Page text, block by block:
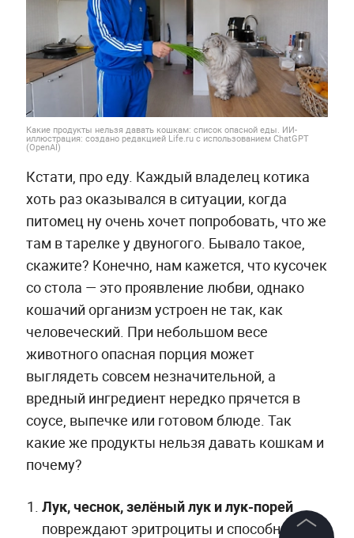
Какие продукты нельзя давать кошкам: список опасной еды. ИИ-
иллюстрация: создано редакцией Life.ru с использованием ChatGPT
(OpenAI)
Кстати, про еду. Каждый владелец котика
хоть раз оказывался в ситуации, когда
питомец ну очень хочет попробовать, что же
там в тарелке у двуногого. Бывало такое,
скажите? Конечно, нам кажется, что кусочек
со стола — это проявление любви, однако
кошачий организм устроен не так, как
человеческий. При небольшом весе
животного опасная порция может
выглядеть совсем незначительной, а
вредный ингредиент нередко прячется в
соусе, выпечке или готовом блюде. Так
какие же продукты нельзя давать кошкам и
почему?
Лук, чеснок, зелёный лук и лук-порей
повреждают эритроциты и способны